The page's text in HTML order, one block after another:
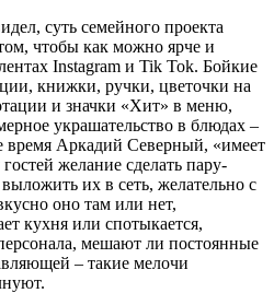
суть семейного проекта
чтобы как можно ярче и
Instagram и Tik Tok. Бойкие
книжки, ручки, цветочки на
и значки «Хит» в меню,
украшательство в блюдах –
время Аркадий Северный, «имеет
желание сделать пару-
их в сеть, желательно с
оно там или нет,
кухня или спотыкается,
мешают ли постоянные
– такие мелочи